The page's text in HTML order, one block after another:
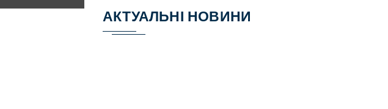
АКТУАЛЬНІ НОВИНИ